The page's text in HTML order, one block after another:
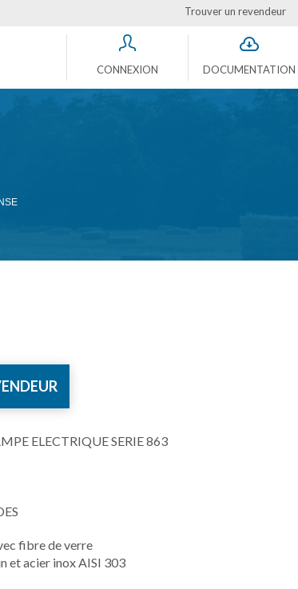
Trouver un revendeur
CONNEXION DOCUMENTATION
ELECTRIQUE SERIE 863
fibre de verre
et acier inox AISI 303